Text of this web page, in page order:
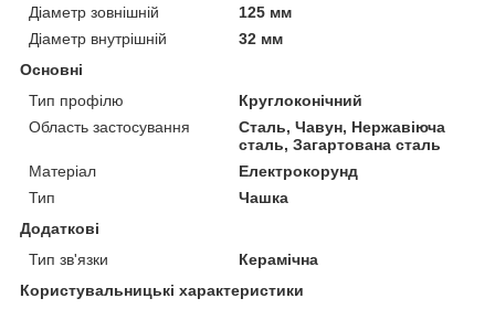
Діаметр зовнішній
125 мм
Діаметр внутрішній
32 мм
Основні
Тип профілю
Круглоконічний
Область застосування
Сталь, Чавун, Нержавіюча
сталь, Загартована сталь
Матеріал
Електрокорунд
Тип
Чашка
Додаткові
Тип зв'язки
Керамічна
Користувальницькі характеристики